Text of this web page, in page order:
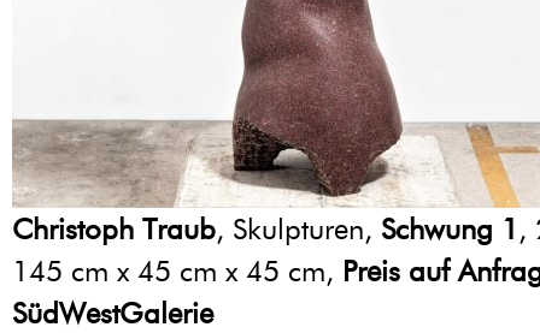
Christoph Traub, Skulpturen, Schwung 1 ,
145 cm x 45 cm x 45 cm, Preis auf
SüdWestGalerie